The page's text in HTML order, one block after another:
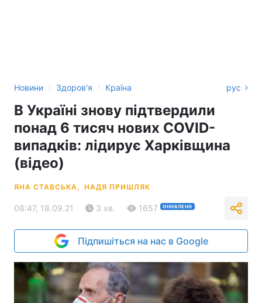
Новини › Здоров'я › Країна рус
В Україні знову підтвердили
понад 6 тисяч нових COVID-
випадків: лідирує Харківщина
(відео)
ЯНА СТАВСЬКА, НАДЯ ПРИШЛЯК
08:47, 18.09.21 3 хв. 1657 ОНОВЛЕНО
Підпишіться на нас в Google